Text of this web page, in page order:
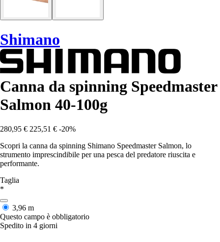
Shimano
Canna da spinning Speedmaster
Salmon 40-100g
280,95 € 225,51 € -20%
Scopri la canna da spinning Shimano Speedmaster Salmon, lo
strumento imprescindibile per una pesca del predatore riuscita e
performante.
Taglia
*
3,96 m
Questo campo è obbligatorio
Spedito in 4 giorni